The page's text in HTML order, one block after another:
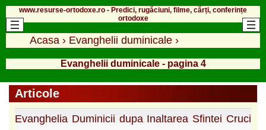
www.resurse-ortodoxe.ro - Predici, rugăciuni, filme, cărți, conferințe
ortodoxe
Acasa › Evanghelii duminicale ›
Evanghelii duminicale - pagina 4
Articole
Evanghelia Duminicii dupa Inaltarea Sfintei Cruci